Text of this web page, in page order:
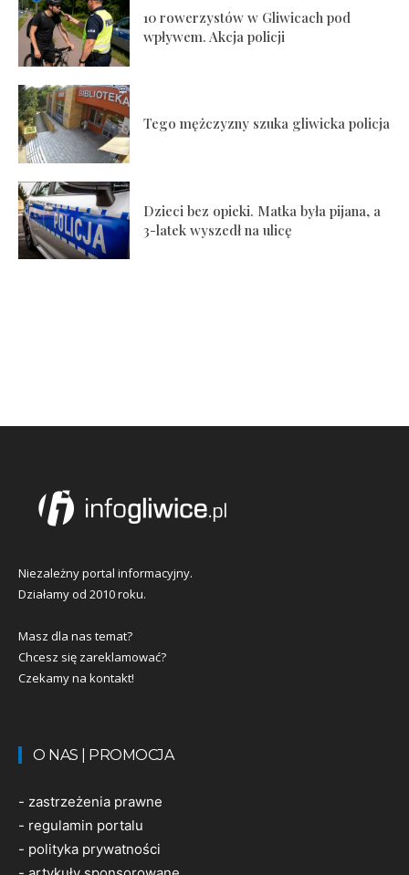
10 rowerzystów w Gliwicach pod
wpływem. Akcja policji
Tego mężczyzny szuka gliwicka policja
Dzieci bez opieki. Matka była pijana, a
3-latek wyszedł na ulicę
Niezależny portal informacyjny.
Działamy od 2010 roku.
Masz dla nas temat?
Chcesz się zareklamować?
Czekamy na kontakt!
O NAS | PROMOCJA
- zastrzeżenia prawne
- regulamin portalu
- polityka prywatności